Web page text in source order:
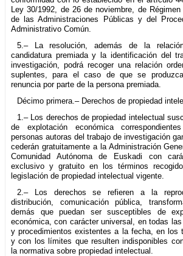
Ley 30/1992, de 26 de noviembre, de
de las Administraciones Públicas y del
Administrativo Común.
5.– La resolución, además de la
candidatura premiada y la identificación del
investigación, podrá recoger una relación
suplentes, para el caso de que se
renuncia por parte de la persona premiada.
Décimo primera.– Derechos de propiedad
1.– Los derechos de propiedad intelectual
de explotación económica
personas autoras del trabajo de investigación
cederán gratuitamente a la Administración
Comunidad Autónoma de Euskadi con
exclusivo y gratuito en los términos
legislación de propiedad intelectual vigente.
2.– Los derechos se refieren a la
distribución, comunicación pública,
demás que puedan ser susceptibles de
económica, con carácter universal, en todas las
y procedimientos existentes a la fecha, en los
y con los límites que resulten indisponibles
la normativa sobre propiedad intelectual.